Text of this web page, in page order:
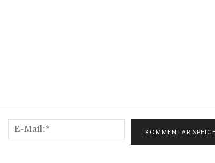
Name:*
Mail:*